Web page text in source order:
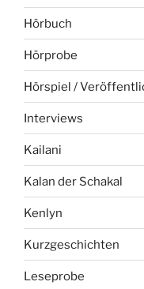
Hörbuch
Hörprobe
Hörspiel /
Interviews
Kailani
Kalan der Schakal
Kenlyn
Kurzgeschichten
Leseprobe